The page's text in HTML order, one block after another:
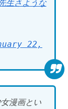
生さような
22,
漫画とい